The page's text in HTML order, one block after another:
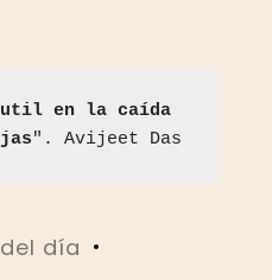
sutil en la caída
". Avijeet Das
día